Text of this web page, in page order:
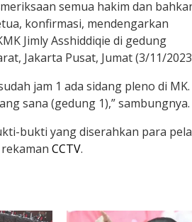
semua hakim dan
konfirmasi, mendengarkan
Jimly Asshiddiqie di gedung
Jakarta Pusat, Jumat (3/11/
jam 1 ada sidang pleno di MK.
sana (gedung 1),” sambungnya.
bukti yang diserahkan para
CCTV.